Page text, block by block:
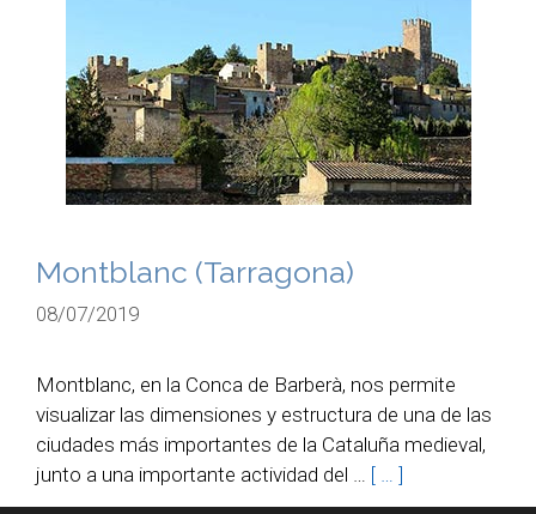
Montblanc (Tarragona)
08/07/2019
Montblanc, en la Conca de Barberà, nos permite
visualizar las dimensiones y estructura de una de las
ciudades más importantes de la Cataluña medieval,
junto a una importante actividad del … [ … ]